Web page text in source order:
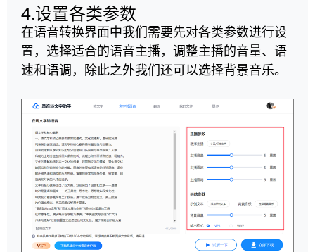
4.设置各类参数
在语音转换界面中我们需要先对各类参数进行设
置，选择适合的语音主播，调整主播的音量、语
速和语调，除此之外我们还可以选择背景音乐。